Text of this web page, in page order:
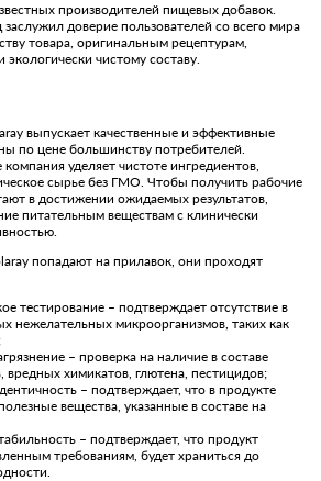
производителей пищевых добавок.
доверие пользователей со всего мира
товара, оригинальным рецептурам,
чистому составу.
выпускает качественные и эффективные
по цене большинству потребителей.
уделяет чистоте ингредиентов,
сырье без ГМО. Чтобы получить рабочие
в достижении ожидаемых результатов,
питательным веществам с клинически
попадают на прилавок, они проходят
тестирование – подтверждает отсутствие в
нежелательных микроорганизмов, таких как
– проверка на наличие в составе
вредных химикатов, глютена, пестицидов;
– подтверждает, что в продукте
вещества, указанные в составе на
– подтверждает, что продукт
требованиям, будет храниться до